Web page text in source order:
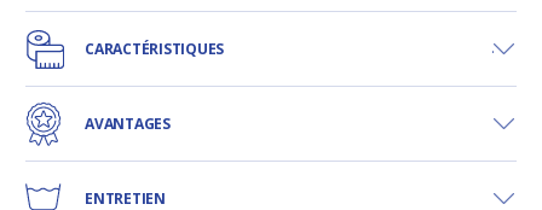
CARACTÉRISTIQUES
AVANTAGES
ENTRETIEN